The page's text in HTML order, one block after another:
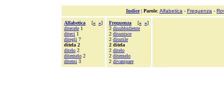
Indice| Parole: Alfabetica - Frequenza -
Alfabetica [« »]
ditecele 1
diteci 1
ditegli 7
ditela 2
ditelo 2
ditemelo 2
ditemi 3
Frequenza [« »]
2 disubbidiente
2 disunisce
2 disutile
2 ditela
2 ditelo
2 ditemelo
2 divampare